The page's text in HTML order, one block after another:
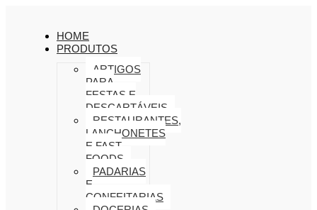
HOME
PRODUTOS
ARTIGOS
PARA
FESTAS E
DESCARTÁVEIS
RESTAURANTES,
LANCHONETES
E FAST
FOODS
PADARIAS
E
CONFEITARIAS